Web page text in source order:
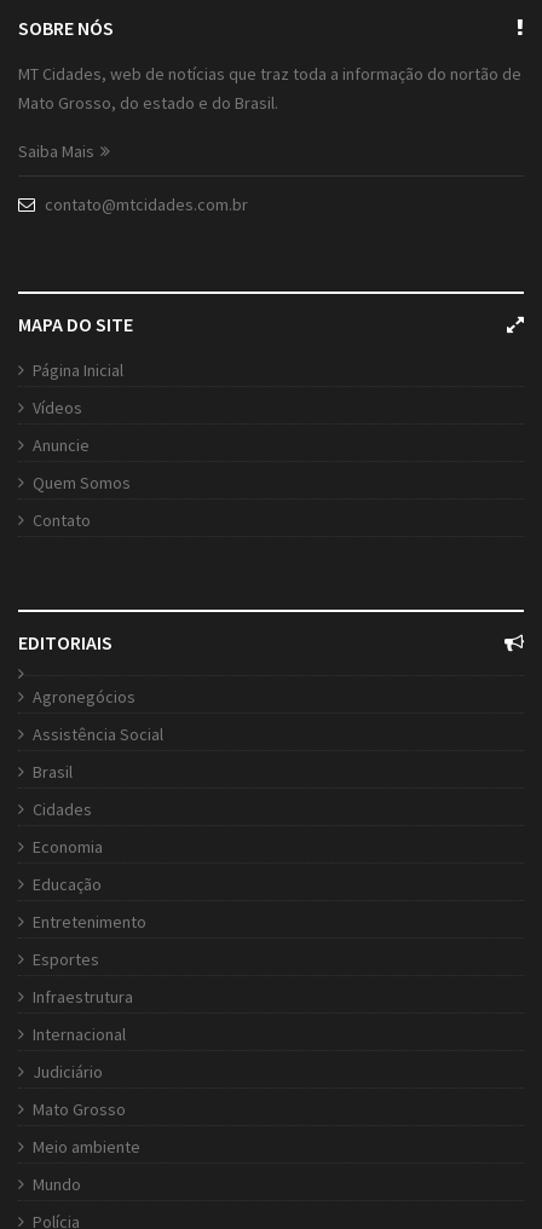
SOBRE NÓS
MT Cidades, web de notícias que traz toda a informação do nortão de
Mato Grosso, do estado e do Brasil.
Saiba Mais
contato@mtcidades.com.br
MAPA DO SITE
Página Inicial
Vídeos
Anuncie
Quem Somos
Contato
EDITORIAIS
Agronegócios
Assistência Social
Brasil
Cidades
Economia
Educação
Entretenimento
Esportes
Infraestrutura
Internacional
Judiciário
Mato Grosso
Meio ambiente
Mundo
Polícia